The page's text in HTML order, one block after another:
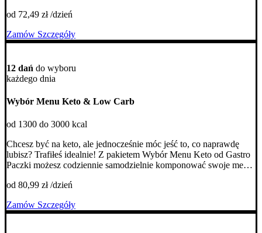
od 72,49 zł /dzień
Zamów Szczegóły
12 dań do wyboru
każdego dnia
Wybór Menu Keto & Low Carb
od 1300 do 3000 kcal
Chcesz być na keto, ale jednocześnie móc jeść to, co naprawdę
lubisz? Trafiłeś idealnie! Z pakietem Wybór Menu Keto od Gastro
Paczki możesz codziennie samodzielnie komponować swoje menu
białku i minimalnej ilości węglowodanów – tak, aby zapewnić Ci
od 80,99 zł /dzień
Zamów Szczegóły